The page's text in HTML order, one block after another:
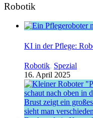
Robotik
KI in der Pflege:
Robotik, Spezial
16. April 2025